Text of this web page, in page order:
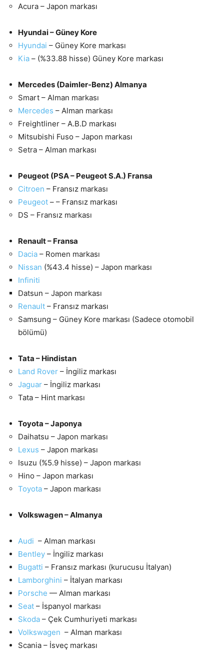
Acura – Japon markası
Hyundai – Güney Kore
Hyundai – Güney Kore markası
Kia – (%33.88 hisse) Güney Kore markası
Mercedes (Daimler-Benz) Almanya
Smart – Alman markası
Mercedes – Alman markası
Freightliner – A.B.D markası
Mitsubishi Fuso – Japon markası
Setra – Alman markası
Peugeot (PSA – Peugeot S.A.) Fransa
Citroen – Fransız markası
Peugeot – – Fransız markası
DS – Fransız markası
Renault – Fransa
Dacia – Romen markası
Nissan (%43.4 hisse) – Japon markası
Infiniti
Datsun – Japon markası
Renault – Fransız markası
Samsung – Güney Kore markası (Sadece otomobil
bölümü)
Tata – Hindistan
Land Rover – İngiliz markası
Jaguar – İngiliz markası
Tata – Hint markası
Toyota – Japonya
Daihatsu – Japon markası
Lexus – Japon markası
Isuzu (%5.9 hisse) – Japon markası
Hino – Japon markası
Toyota – Japon markası
Volkswagen – Almanya
Audi – Alman markası
Bentley – İngiliz markası
Bugatti – Fransız markası (kurucusu İtalyan)
Lamborghini – İtalyan markası
Porsche — Alman markası
Seat – İspanyol markası
Skoda – Çek Cumhuriyeti markası
Volkswagen – Alman markası
Scania – İsveç markası